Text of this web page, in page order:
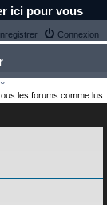
ici pour vous
Connexion
les forums comme lus